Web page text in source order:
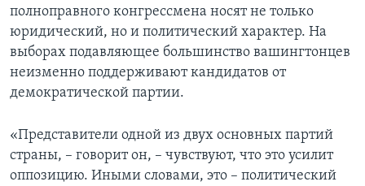
полноправного конгрессмена носят не только
юридический, но и политический характер. На
выборах подавляющее большинство вашингтонцев
неизменно поддерживают кандидатов от
демократической партии.
«Представители одной из двух основных партий
страны, – говорит он, – чувствуют, что это усилит
оппозицию. Иными словами, это – политический